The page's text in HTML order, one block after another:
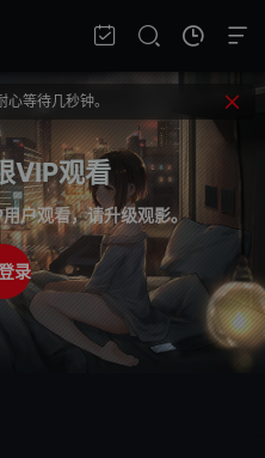
者切换线路。
等待几秒钟。
防上当受骗!
VIP观看
户观看，请升级观影。
录